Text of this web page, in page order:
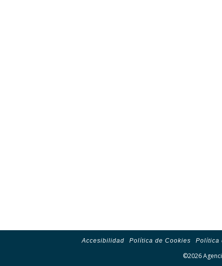
Accesibilidad Política de Cookies Política
©2026